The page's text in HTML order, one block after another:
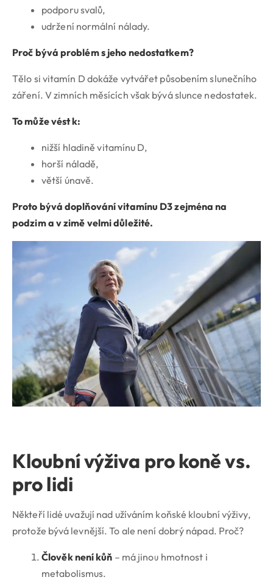
podporu svalů,
udržení normální nálady.
Proč bývá problém s jeho nedostatkem?
Tělo si vitamín D dokáže vytvářet působením slunečního
záření. V zimních měsících však bývá slunce nedostatek.
To může vést k:
nižší hladině vitamínu D,
horší náladě,
větší únavě.
Proto bývá doplňování vitamínu D3 zejména na
podzim a v zimě velmi důležité.
Kloubní výživa pro koně vs.
pro lidi
Někteří lidé uvažují nad užíváním koňské kloubní výživy,
protože bývá levnější. To ale není dobrý nápad. Proč?
Člověk není kůň – má jinou hmotnost i
metabolismus.